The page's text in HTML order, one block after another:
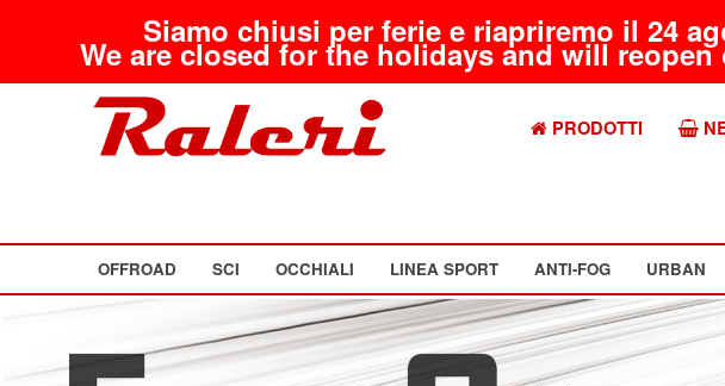
Siamo chiusi per ferie e riapriremo il 24
We are closed for the holidays and will
PRODOTTI
OFFROAD SCI OCCHIALI LINEA SPORT ANTI-FOG URBAN